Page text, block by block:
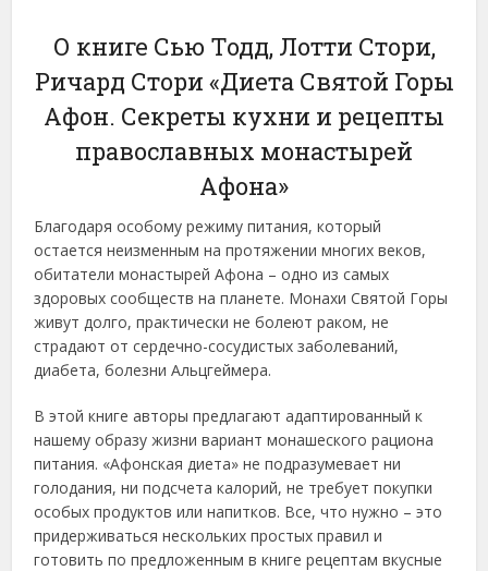
О книге Сью Тодд, Лотти Стори,
Ричард Стори «Диета Святой Горы
Афон. Секреты кухни и рецепты
православных монастырей
Афона»
Благодаря особому режиму питания, который
остается неизменным на протяжении многих веков,
обитатели монастырей Афона – одно из самых
здоровых сообществ на планете. Монахи Святой Горы
живут долго, практически не болеют раком, не
страдают от сердечно-сосудистых заболеваний,
диабета, болезни Альцгеймера.
В этой книге авторы предлагают адаптированный к
нашему образу жизни вариант монашеского рациона
питания. «Афонская диета» не подразумевает ни
голодания, ни подсчета калорий, не требует покупки
особых продуктов или напитков. Все, что нужно – это
придерживаться нескольких простых правил и
готовить по предложенным в книге рецептам вкусные